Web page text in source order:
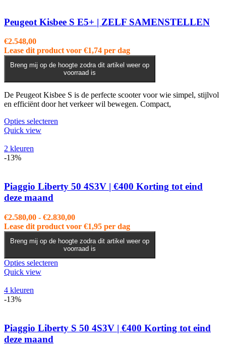
optie
kan
worden
op
de
productpagina
Peugeot Kisbee S E5+ | ZELF SAMENSTELLEN
€2.548,00
Lease dit product voor €1,74 per dag
Breng mij op de hoogte zodra dit artikel weer op
voorraad is
De Peugeot Kisbee S is de perfecte scooter voor wie simpel, stijlvol
en efficiënt door het verkeer wil bewegen. Compact,
Opties selecteren
kan
gekozen
de
productpagina
Quick view
2 kleuren
-13%
Piaggio Liberty 50 4S3V | €400 Korting tot eind
deze maand
€2.580,00 - €2.830,00Prijsklasse:
€2.580,00
tot
€2.830,00
Lease dit product voor €1,95 per dag
Breng mij op de hoogte zodra dit artikel weer op
voorraad is
Opties selecteren
kan
gekozen
Quick view
4 kleuren
-13%
Piaggio Liberty S 50 4S3V | €400 Korting tot eind
deze maand